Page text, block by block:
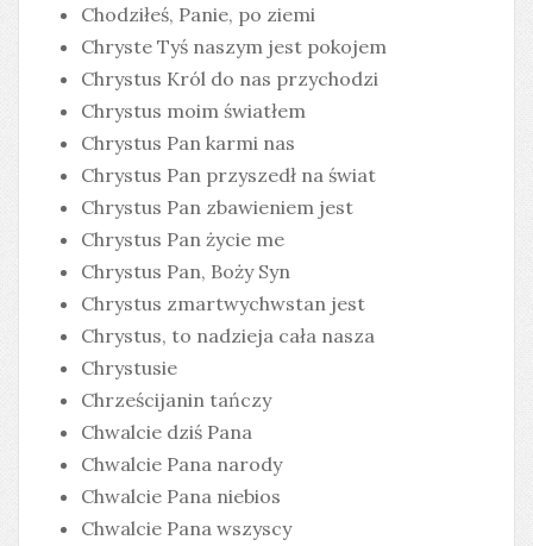
Chodziłeś, Panie, po ziemi
Chryste Tyś naszym jest pokojem
Chrystus Król do nas przychodzi
Chrystus moim światłem
Chrystus Pan karmi nas
Chrystus Pan przyszedł na świat
Chrystus Pan zbawieniem jest
Chrystus Pan życie me
Chrystus Pan, Boży Syn
Chrystus zmartwychwstan jest
Chrystus, to nadzieja cała nasza
Chrystusie
Chrześcijanin tańczy
Chwalcie dziś Pana
Chwalcie Pana narody
Chwalcie Pana niebios
Chwalcie Pana wszyscy